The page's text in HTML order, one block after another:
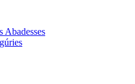
Abadesses